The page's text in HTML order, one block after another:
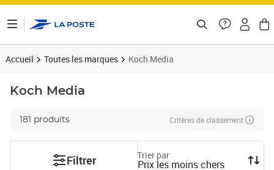
Accueil Toutes les marques Koch Media
Koch Media
181 produits Critères de classement
Filtrer Trier par
Prix les moins chers